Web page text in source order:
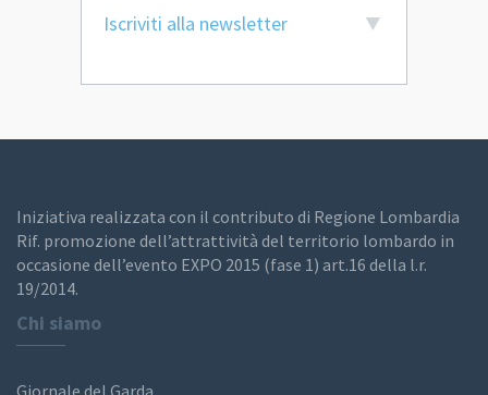
Iscriviti alla newsletter
Iniziativa realizzata con il contributo di Regione Lombardia
Rif. promozione dell’attrattività del territorio lombardo in
occasione dell’evento EXPO 2015 (fase 1) art.16 della l.r.
19/2014.
Chi siamo
Giornale del Garda